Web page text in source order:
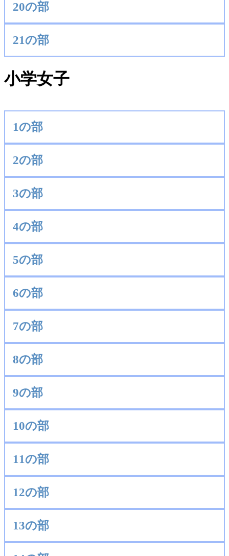
20の部
21の部
小学女子
1の部
2の部
3の部
4の部
5の部
6の部
7の部
8の部
9の部
10の部
11の部
12の部
13の部